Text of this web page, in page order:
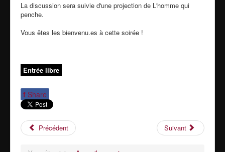
La discussion sera suivie d'une projection de L'homme qui
penche.
Vous êtes les bienvenu.es à cette soirée !
Entrée libre
f Share
Précédent Suivant